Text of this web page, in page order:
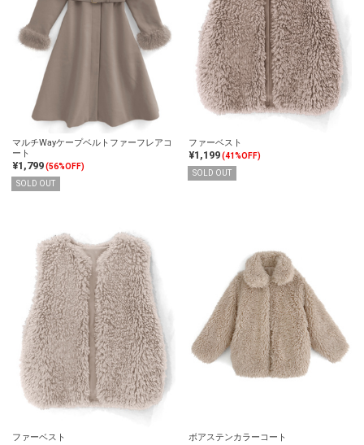
マルチWayケープベルトファーフレアコ
ート
¥1,799(56%OFF)
SOLD OUT
ファーベスト
¥1,199(41%OFF)
SOLD OUT
ファーベスト ボアステンカラーコート